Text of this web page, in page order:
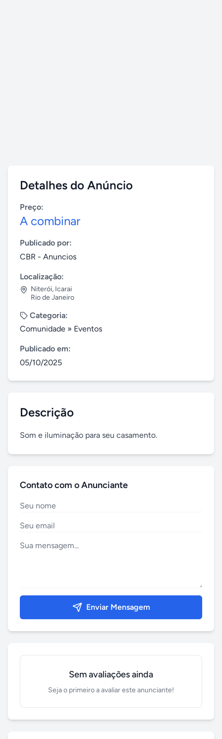
Detalhes do Anúncio
Preço:
A combinar
Publicado por:
CBR - Anuncios
Localização:
Niterói, Icarai
Rio de Janeiro
Categoria:
Comunidade » Eventos
Publicado em:
05/10/2025
Descrição
Som e iluminação para seu casamento.
Contato com o Anunciante
Enviar Mensagem
Sem avaliações ainda
Seja o primeiro a avaliar este anunciante!